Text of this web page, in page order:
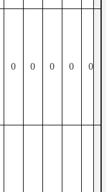
0 0 0 0 0